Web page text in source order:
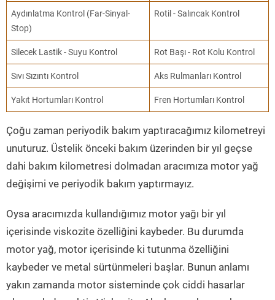
Aydınlatma Kontrol (Far-Sinyal-
Stop)
Rotil - Salıncak Kontrol
Silecek Lastik - Suyu Kontrol Rot Başı - Rot Kolu Kontrol
Sıvı Sızıntı Kontrol Aks Rulmanları Kontrol
Yakıt Hortumları Kontrol Fren Hortumları Kontrol
Çoğu zaman periyodik bakım yaptıracağımız kilometreyi
unuturuz. Üstelik önceki bakım üzerinden bir yıl geçse
dahi bakım kilometresi dolmadan aracımıza motor yağ
değişimi ve periyodik bakım yaptırmayız.
Oysa aracımızda kullandığımız motor yağı bir yıl
içerisinde viskozite özelliğini kaybeder. Bu durumda
motor yağ, motor içerisinde ki tutunma özelliğini
kaybeder ve metal sürtünmeleri başlar. Bunun anlamı
yakın zamanda motor sisteminde çok ciddi hasarlar